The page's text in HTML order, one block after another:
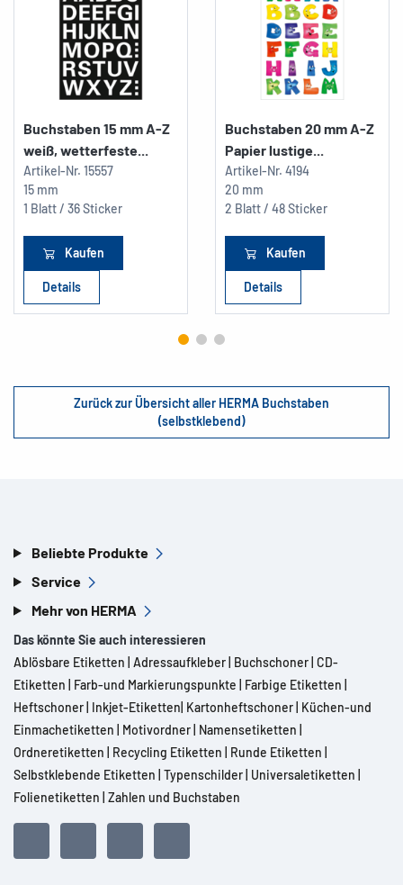
Buchstaben 15 mm A-Z
weiß, wetterfeste...
Artikel-Nr. 15557
15 mm
1 Blatt / 36 Sticker
Kaufen
Details
Buchstaben 20 mm A-Z
Papier lustige...
Artikel-Nr. 4194
20 mm
2 Blatt / 48 Sticker
Kaufen
Details
Zurück zur Übersicht aller HERMA Buchstaben
(selbstklebend)
Beliebte Produkte
Service
Mehr von HERMA
Das könnte Sie auch interessieren
Ablösbare Etiketten Adressaufkleber Buchschoner CD-
Etiketten
Farb-und Markierungspunkte Farbige Etiketten
Heftschoner Inkjet-Etiketten Kartonheftschoner Küchen-und
Einmachetiketten
Motivordner Namensetiketten
Ordneretiketten
Recycling Etiketten Runde Etiketten
Selbstklebende Etiketten Typenschilder Universaletiketten
Folienetiketten Zahlen und Buchstaben